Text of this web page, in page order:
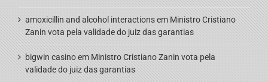
amoxicillin and alcohol interactionsem Ministro Cristiano
Zanin vota pela validade do juiz das garantias
bigwin casinoem Ministro Cristiano Zanin vota pela
validade do juiz das garantias